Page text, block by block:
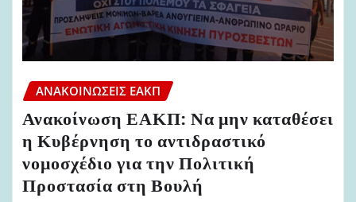
ΑΝΑΚΟΙΝΏΣΕΙΣ ΕΑΚΠ
Ανακοίνωση ΕΑΚΠ: Να μην καταθέσει
η Κυβέρνηση το αντιδραστικό
νομοσχέδιο για την Πολιτική
Προστασία στη Βουλή